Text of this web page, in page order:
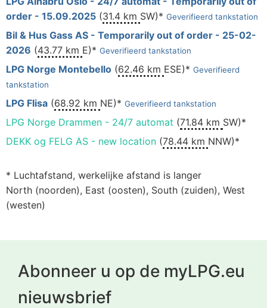
order - 15.09.2025 (31.4 km SW)* Geverifieerd tankstation
Bil & Hus Gass AS - Temporarily out of order - 25-02-
2026 (43.77 km E)* Geverifieerd tankstation
LPG Norge Montebello (62.46 km ESE)* Geverifieerd
tankstation
LPG Flisa (68.92 km NE)* Geverifieerd tankstation
LPG Norge Drammen - 24/7 automat (71.84 km SW)*
DEKK og FELG AS - new location (78.44 km NNW)*
* Luchtafstand, werkelijke afstand is langer
North (noorden), East (oosten), South (zuiden), West
(westen)
Abonneer u op de myLPG.eu
nieuwsbrief